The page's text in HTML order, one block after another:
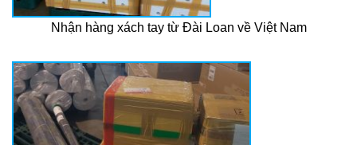
Nhận hàng xách tay từ Đài Loan về Việt Nam